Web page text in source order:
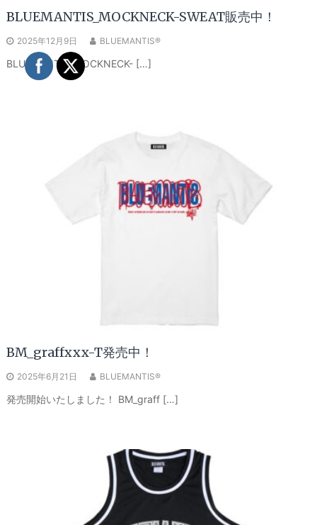
BLUEMANTIS_MOCKNECK-SWEAT販売中！
2025年12月9日 BLUEMANTIS®
BLUEMANTIS_MOCKNECK- […]
BM_graffxxx-T発売中！
2025年6月21日 BLUEMANTIS®
発売開始いたしました！ BM_graff […]